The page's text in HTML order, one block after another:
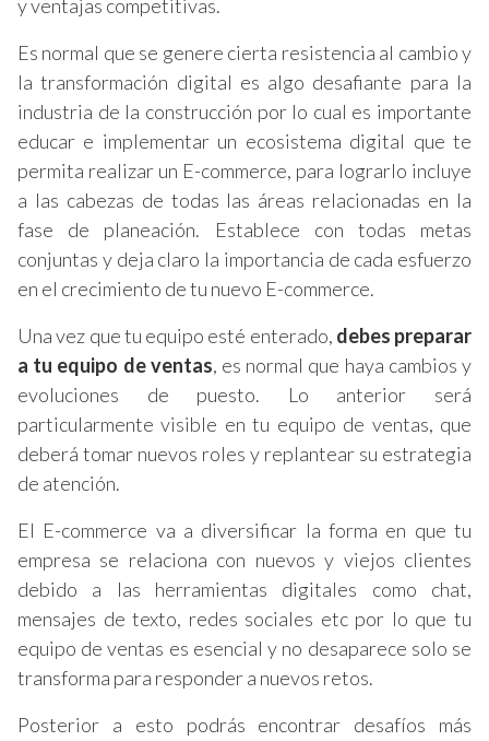
y ventajas competitivas.
Es normal que se genere cierta resistencia al cambio y
la transformación digital es algo desafiante para la
industria de la construcción por lo cual es importante
educar e implementar un ecosistema digital que te
permita realizar un E-commerce, para lograrlo incluye
a las cabezas de todas las áreas relacionadas en la
fase de planeación. Establece con todas metas
conjuntas y deja claro la importancia de cada esfuerzo
en el crecimiento de tu nuevo E-commerce.
Una vez que tu equipo esté enterado, debes preparar
a tu equipo de ventas, es normal que haya cambios y
evoluciones de puesto. Lo anterior será
particularmente visible en tu equipo de ventas, que
deberá tomar nuevos roles y replantear su estrategia
de atención.
El E-commerce va a diversificar la forma en que tu
empresa se relaciona con nuevos y viejos clientes
debido a las herramientas digitales como chat,
mensajes de texto, redes sociales etc por lo que tu
equipo de ventas es esencial y no desaparece solo se
transforma para responder a nuevos retos.
Posterior a esto podrás encontrar desafíos más